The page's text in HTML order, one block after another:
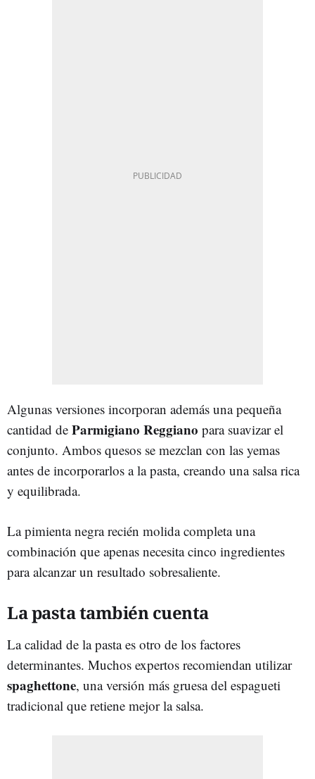
Algunas versiones incorporan además una pequeña
cantidad de Parmigiano Reggiano para suavizar el
conjunto. Ambos quesos se mezclan con las yemas
antes de incorporarlos a la pasta, creando una salsa rica
y equilibrada.
La pimienta negra recién molida completa una
combinación que apenas necesita cinco ingredientes
para alcanzar un resultado sobresaliente.
La pasta también cuenta
La calidad de la pasta es otro de los factores
determinantes. Muchos expertos recomiendan utilizar
spaghettone, una versión más gruesa del espagueti
tradicional que retiene mejor la salsa.